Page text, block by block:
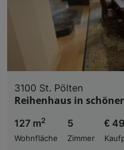
3100 St. Pölten
Reihenhaus in
127 m2
Wohnfläche
5
Zimmer
€